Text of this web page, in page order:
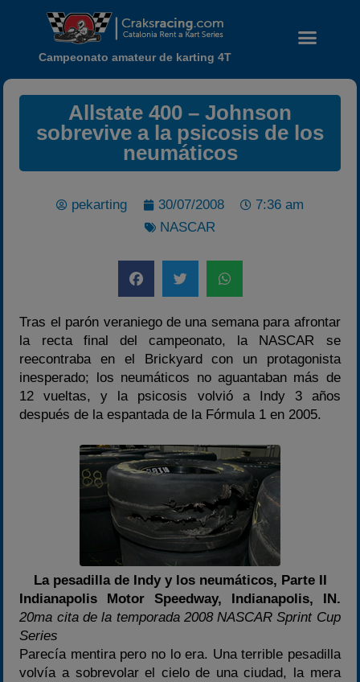
Noticias
Temporada 2026
Carreras finalizadas
Campeonato
Temporada 2026
2020-2021
2025
Estadísticas
Preguntas Frecuentes
Campeonato amateur de karting 4T
Allstate 400 – Johnson
sobrevive a la psicosis de los
neumáticos
pekarting 30/07/2008
7:36 am
NASCAR
Tras el parón veraniego de una semana para afrontar
la recta final del campeonato, la NASCAR se
reecontraba en el Brickyard con un protagonista
inesperado; los neumáticos no aguantaban más de
12 vueltas, y la psicosis volvió a Indy 3 años
después de la espantada de la Fórmula 1 en 2005.
La pesadilla de Indy y los neumáticos, Parte II
Indianapolis Motor Speedway, Indianapolis, IN.
20ma cita de la temporada 2008 NASCAR Sprint Cup
Series
Parecía mentira pero no lo era. Una terrible pesadilla
volvía a sobrevolar el cielo de una ciudad, la mera